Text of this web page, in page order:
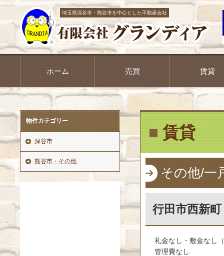
埼玉県深谷市・熊谷市を中心とした不動産会社
ホーム 売買 賃貸
賃貸
その他/一
行田市西新
礼金なし・敷金なし
管理費なし
物件カテゴリー
深谷市
熊谷市・その他